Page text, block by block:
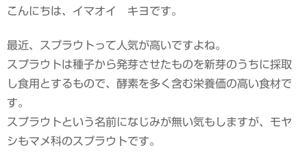
こんにちは、イマオイ キヨです。
最近、スプラウトって人気が高いですよね。
スプラウトは種子から発芽させたものを新芽のうちに採取
し食用とするもので、酵素を多く含む栄養価の高い食材で
す。
スプラウトという名前になじみが無い気もしますが、モヤ
シもマメ科のスプラウトです。